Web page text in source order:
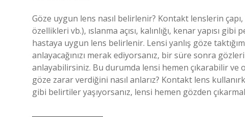
Göze uygun lens nasıl belirlenir? Kontakt lenslerin
özellikleri vb.), ıslanma açısı, kalınlığı, kenar yapısı
hastaya uygun lens belirlenir. Lensi yanlış göze
anlayacağınızı merak ediyorsanız, bir süre sonra
anlayabilirsiniz. Bu durumda lensi hemen çıkarabilir
göze zarar verdiğini nasıl anlarız? Kontakt lens
gibi belirtiler yaşıyorsanız, lensi hemen gözden